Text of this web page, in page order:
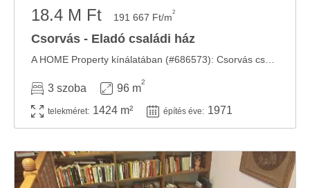
18.4 M Ft 191 667 Ft/m2
Csorvás - Eladó családi ház
3 szoba 96 m
2
telekméret: 1424 m² építés éve: 1971